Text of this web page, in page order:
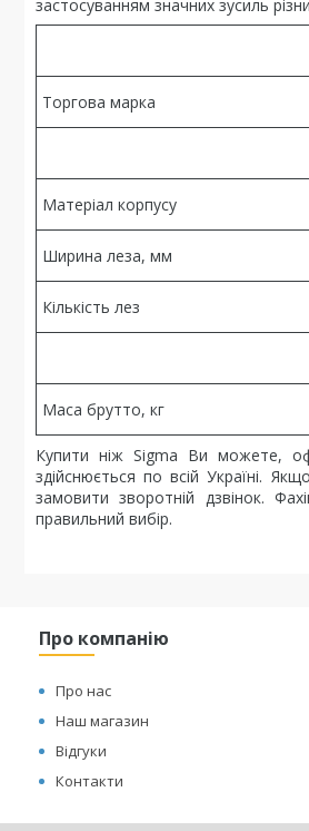
застосуванням значних зусиль
Торгова марка
Матеріал корпусу
Ширина леза, мм
Кількість лез
Маса брутто, кг
Купити ніж Sigma Ви можете,
здійснюється по всій Україні.
замовити зворотній дзвінок.
правильний вибір.
Про компанію
Про нас
Наш магазин
Відгуки
Контакти